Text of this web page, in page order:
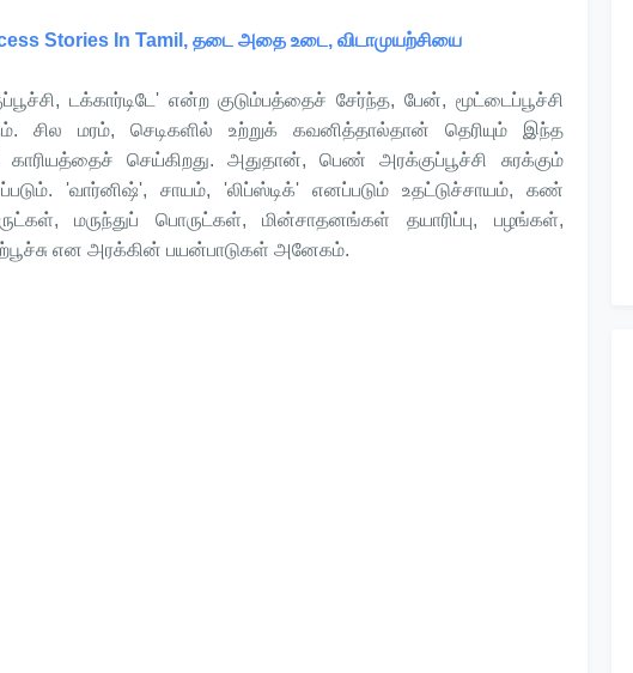
Stories In Tamil, தடை அதை உடை, விடாமுயற்சியை
டக்கார்டிடே' என்ற குடும்பத்தைச் சேர்ந்த, பேன், மூட்டைப்பூச்சி
சில மரம், செடிகளில் உற்றுக் கவனித்தால்தான் தெரியும் இந்த
காரியத்தைச் செய்கிறது. அதுதான், பெண் அரக்குப்பூச்சி சுரக்கும்
'வார்னிஷ்', சாயம், 'லிப்ஸ்டிக்' எனப்படும் உதட்டுச்சாயம், கண்
மருந்துப் பொருட்கள், மின்சாதனங்கள் தயாரிப்பு, பழங்கள்,
என அரக்கின் பயன்பாடுகள் அனேகம்.